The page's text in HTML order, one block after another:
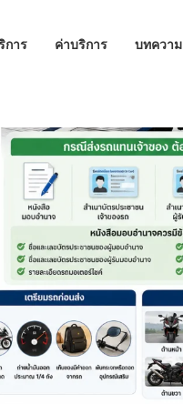
การ ค่าบริการ บทความ